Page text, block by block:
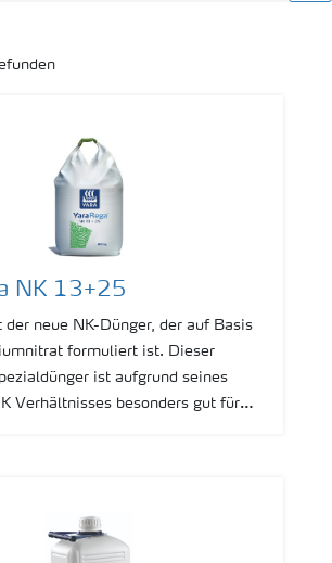
NK 13+25
der neue NK-Dünger, der auf Basis
formuliert ist. Dieser
ist aufgrund seines
Verhältnisses besonders gut für